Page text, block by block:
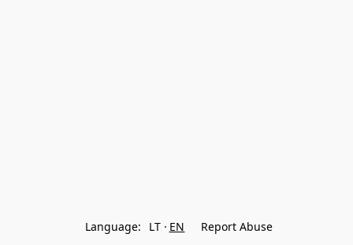
Language: LT EN Report Abuse